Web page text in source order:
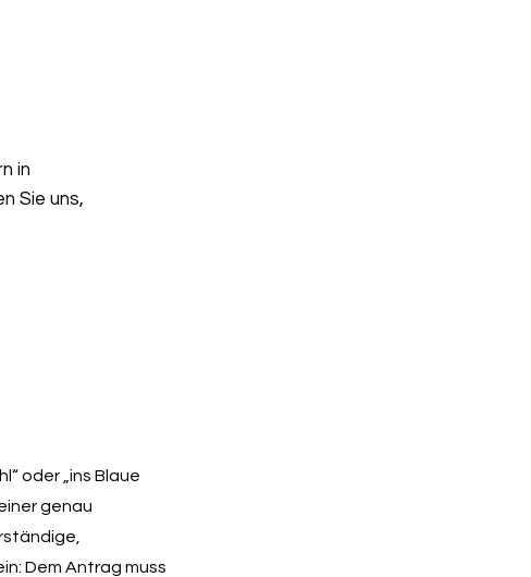
in
Sie uns,
oder „ins Blaue
genau
Dem Antrag muss